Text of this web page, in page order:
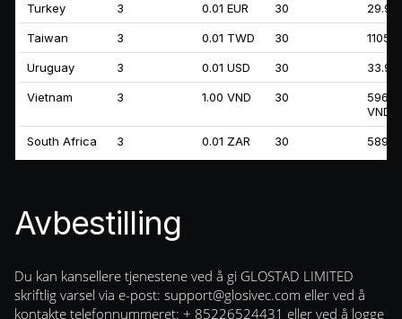
Turkey 3 0.01 EUR 30 29.99
Taiwan 3 0.01 TWD 30
Uruguay 3 0.01 USD 30 33.99
Vietnam 3 1.00 VND 30
VND
South Africa 3 0.01 ZAR 30
Avbestilling
Du kan kansellere tjenestene ved å gi GLOSTAD LIMITED
skriftlig varsel via e-post: support@glosivec.com eller ved å
kontakte telefonnummeret: + 85226524431 eller ved å logge